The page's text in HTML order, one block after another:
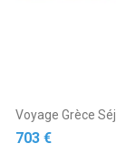
Voyage Grèce
Prix
703 €